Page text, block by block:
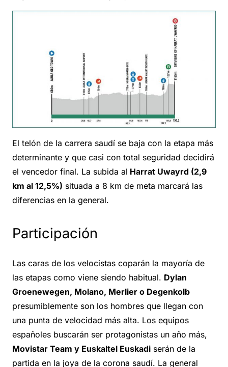
El telón de la carrera saudí se baja con la etapa más
determinante y que casi con total seguridad decidirá
el vencedor final. La subida al Harrat Uwayrd (2,9
km al 12,5%) situada a 8 km de meta marcará las
diferencias en la general.
Participación
Las caras de los velocistas coparán la mayoría de
las etapas como viene siendo habitual. Dylan
Groenewegen, Molano, Merlier o Degenkolb
presumiblemente son los hombres que llegan con
una punta de velocidad más alta. Los equipos
españoles buscarán ser protagonistas un año más,
Movistar Team y Euskaltel Euskadi serán de la
partida en la joya de la corona saudí. La general